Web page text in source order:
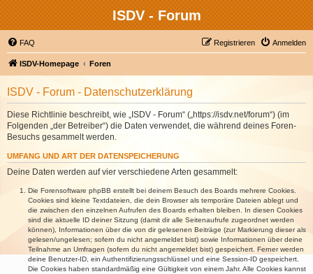
ISDV - Forum
FAQ Anmelden
Registrieren
ISDV-Homepage Foren
ISDV - Forum - Datenschutzerklärung
Diese Richtlinie beschreibt, wie „ISDV - Forum“ („https://isdv.net/forum“) (im
Folgenden „der Betreiber“) die Daten verwendet, die während deines Foren-
Besuchs gesammelt werden.
UMFANG UND ART DER DATENSPEICHERUNG
Deine Daten werden auf vier verschiedene Arten gesammelt:
Die Forensoftware phpBB erstellt bei deinem Besuch des Boards mehrere Cookies.
Cookies sind kleine Textdateien, die dein Browser als temporäre Dateien ablegt und
die zwischen den einzelnen Aufrufen des Boards erhalten bleiben. In diesen Cookies
sind die aktuelle ID deiner Sitzung (damit dir alle Seitenaufrufe zugeordnet werden
können), Informationen über die von dir gelesenen Beiträge (zur Markierung dieser als
gelesen/ungelesen; sofern du nicht angemeldet bist) sowie Informationen über deine
Teilnahme an Umfragen (sofern du nicht angemeldet bist) gespeichert. Ferner werden
deine Benutzer-ID, ein Authentifizierungsschlüssel und eine Session-ID gespeichert.
Die Cookies haben standardmäßig eine Gültigkeit von einem Jahr. Alle Cookies kannst